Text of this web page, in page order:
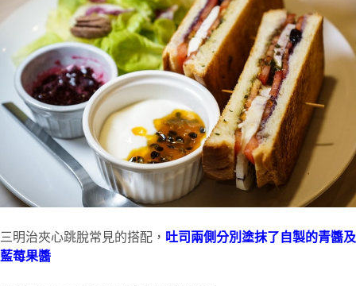
三明治夾心跳脫常見的搭配， 吐司兩側分別塗抹了自製的青醬及
藍莓果醬